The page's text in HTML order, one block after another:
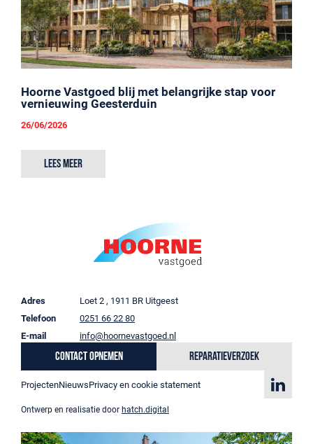
Hoorne Vastgoed blij met belangrijke stap voor
vernieuwing Geesterduin
26/06/2026
Lees meer
Adres
Loet 2 , 1911 BR Uitgeest
Telefoon
0251 66 22 80
E-mail
info@hoornevastgoed.nl
Contact opnemen Reparatieverzoek
ProjectenNieuwsPrivacy en cookie statement
Ontwerp en realisatie door hatch.digital